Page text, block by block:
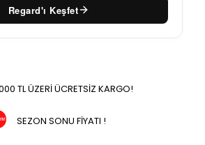
Regard'ı Keşfet
TL ÜZERİ ÜCRETSİZ KARGO!
SEZON SONU FİYATI !